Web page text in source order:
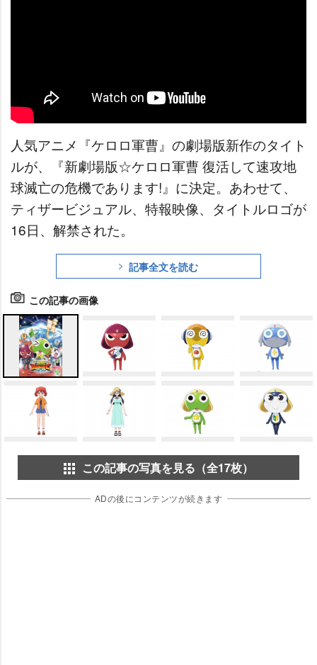
人気アニメ『ケロロ軍曹』の劇場版新作のタイト
ルが、『新劇場版☆ケロロ軍曹 復活して速攻地
球滅亡の危機であります!』に決定。あわせて、
ティザービジュアル、特報映像、タイトルロゴが
16日、解禁された。
記事全文を読む
この記事の画像
この記事の写真を見る（全17枚）
ADの後にコンテンツが続きます